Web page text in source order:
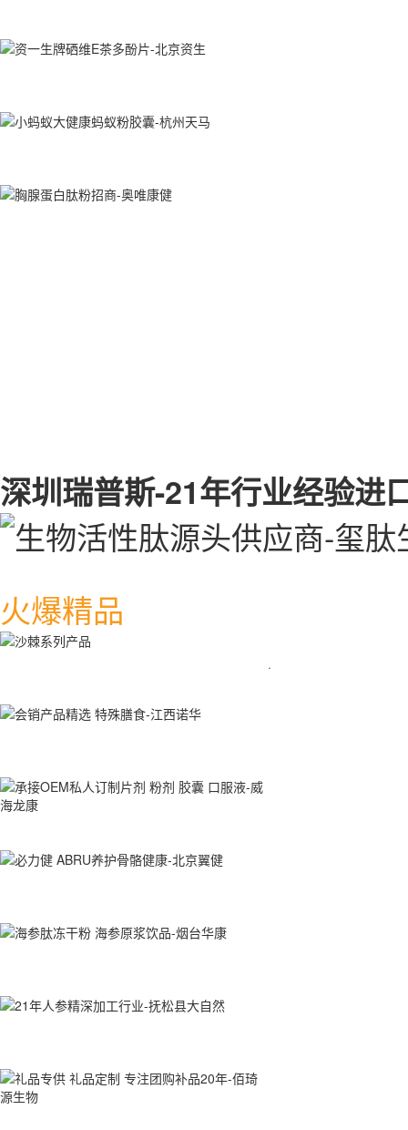
深圳瑞普斯-21年行业经验进
火爆精品
·